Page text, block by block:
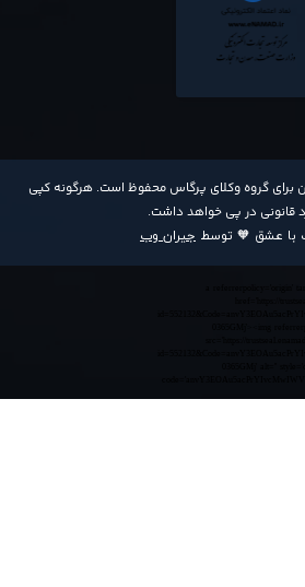
برای گروه وکلای پرگاس محفوظ است. هرگونه کپی
قانونی در پی خواهد داشت​​​​​​​.
با عشق 🧡 توسط جیران وب